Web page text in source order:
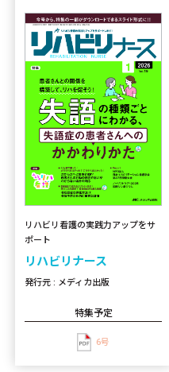
リハビリ看護の実践力アップをサ
ポート
リハビリナース
発行元 : メディカ出版
特集予定
6号